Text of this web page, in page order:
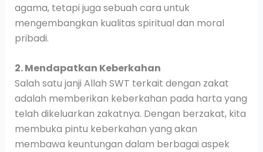
agama, tetapi juga sebuah cara untuk
mengembangkan kualitas spiritual dan moral
pribadi.
2. Mendapatkan Keberkahan
Salah satu janji Allah SWT terkait dengan zakat
adalah memberikan keberkahan pada harta yang
telah dikeluarkan zakatnya. Dengan berzakat, kita
membuka pintu keberkahan yang akan
membawa keuntungan dalam berbagai aspek